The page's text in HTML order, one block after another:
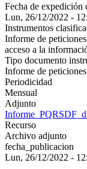
Fecha de expedición
Lun, 26/12/2022 -
Instrumentos
Informe de
acceso a la
Tipo documento
Informe de
Periodicidad
Mensual
Adjunto
Recurso
Archivo adjunto
fecha_publicacion
Lun, 26/12/2022 -